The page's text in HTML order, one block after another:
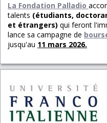
La Fondation Palladio
talents (étudiants,
et étrangers) qui feront
lance sa campagne de
jusqu'au 11 mars 2026.